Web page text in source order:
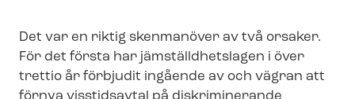
Det var en riktig skenmanöver av två orsaker.
För det första har jäm­ställd­hets­la­gen i över
trettio år förbjudit ingående av och vägran att